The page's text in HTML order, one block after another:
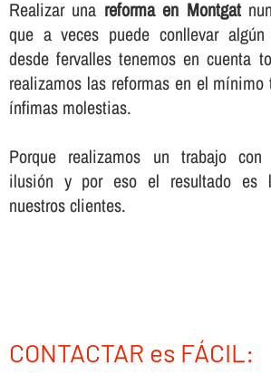
Realizar una reforma en Montgat
que a veces puede conllevar
desde fervalles tenemos en cuenta
realizamos las reformas en el
í­nfimas molestias.
Porque realizamos un trabajo con
ilusión y por eso el resultado es
nuestros clientes.
CONTACTAR es FÁCIL: